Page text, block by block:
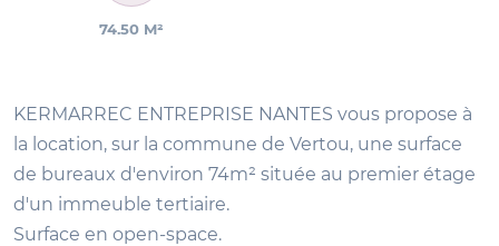
74.50 M²
KERMARREC ENTREPRISE NANTES vous propose à
la location, sur la commune de Vertou, une surface
de bureaux d'environ 74m² située au premier étage
d'un immeuble tertiaire.
Surface en open-space.